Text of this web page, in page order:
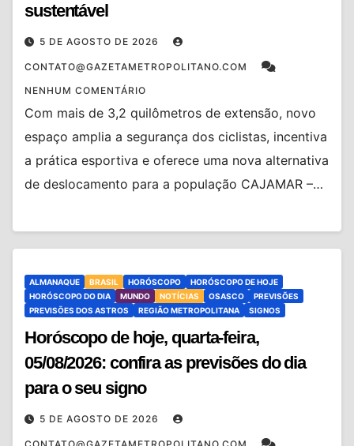
sustentável
5 DE AGOSTO DE 2026
CONTATO@GAZETAMETROPOLITANO.COM
NENHUM COMENTÁRIO
Com mais de 3,2 quilômetros de extensão, novo
espaço amplia a segurança dos ciclistas, incentiva
a prática esportiva e oferece uma nova alternativa
de deslocamento para a população CAJAMAR –…
ALMANAQUE BRASIL HORÓSCOPO
HORÓSCOPO DE HOJE
HORÓSCOPO DO DIA
MUNDO NOTÍCIAS OSASCO
PREVISÕES
PREVISÕES DOS ASTROS
REGIÃO METROPOLITANA SIGNOS
Horóscopo de hoje, quarta-feira,
05/08/2026: confira as previsões do dia
para o seu signo
5 DE AGOSTO DE 2026